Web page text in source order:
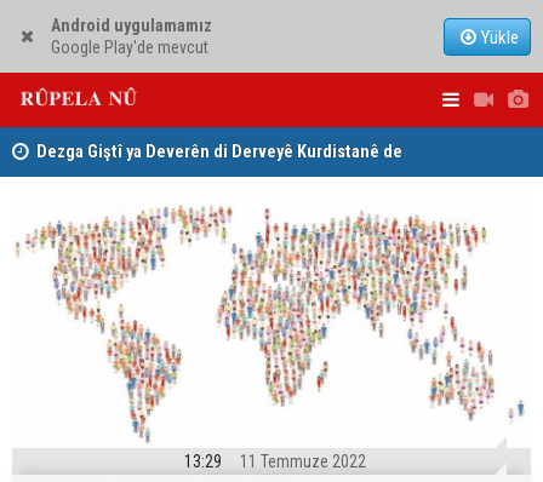
Android uygulamamız
Google Play'de mevcut
Yükle
Dezga Giştî ya Deverên di Derveyê Kurdistanê de
13:29 11 Temmuze 2022